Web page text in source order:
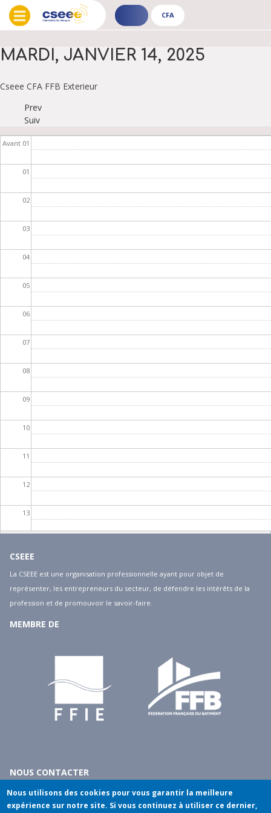
ADHÉRENT
PUBLIC
CFA
PUBLIC
CFA
MARDI, JANVIER 14, 2025
Cseee CFA FFB Exterieur
PAGINATION
Prev
Suiv
Avant 01
01
02
03
04
05
06
07
08
09
10
11
12
13
15
17
22
23
CSEEE
La CSEEE est une organisation professionnelle ayant pour objet de
représenter, les entrepreneurs du secteur, de défendre les intérêts de la
profession et de promouvoir le savoir-faire.
MEMBRE DE
NOUS CONTACTER
10 rue du débarcadère - 75017 Paris
tél: 01.40.55.14.00
Nous utilisons des cookies pour vous garantir la meilleure
expérience sur notre site. Si vous continuez à utiliser ce dernier,